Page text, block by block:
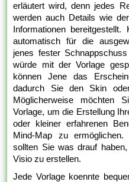
erläutert wird, denn jedes
werden auch Details wie
Informationen bereitgestellt.
automatisch für die
jenes fester
würde mit der Vorlage
können Jene das
dadurch Sie den Skin
Möglicherweise möchten
Vorlage, um die Erstellung
oder kleiner erfahrenen
Mind-Map zu
sollten Sie was drauf
Visio zu erstellen.
Jede Vorlage koennte